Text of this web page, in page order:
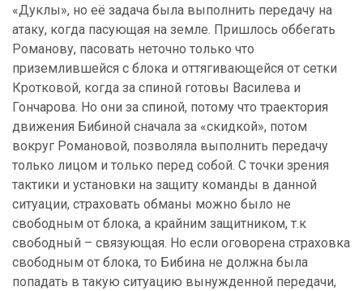
«Дуклы», но её задача была выполнить передачу на
атаку, когда пасующая на земле. Пришлось оббегать
Романову, пасовать неточно только что
приземлившейся с блока и оттягивающейся от сетки
Кротковой, когда за спиной готовы Василева и
Гончарова. Но они за спиной, потому что траектория
движения Бибиной сначала за «скидкой», потом
вокруг Романовой, позволяла выполнить передачу
только лицом и только перед собой. С точки зрения
тактики и установки на защиту команды в данной
ситуации, страховать обманы можно было не
свободным от блока, а крайним защитником, т.к
свободный – связующая. Но если оговорена страховка
свободным от блока, то Бибина не должна была
попадать в такую ситуацию вынужденной передачи,